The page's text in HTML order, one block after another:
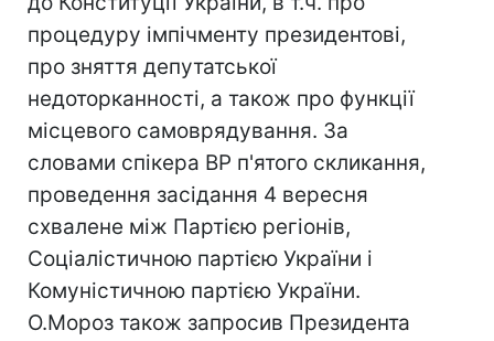
процедуру імпічменту президентові,
про зняття депутатської
недоторканності, а також про функції
місцевого самоврядування. За
словами спікера ВР п'ятого скликання,
проведення засідання 4 вересня
схвалене між Партією регіонів,
Соціалістичною партією України і
Комуністичною партією України.
О.Мороз також запросив Президента